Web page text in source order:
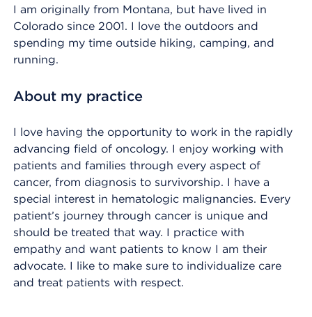
I am originally from Montana, but have lived in
Colorado since 2001. I love the outdoors and
spending my time outside hiking, camping, and
running.
About my practice
I love having the opportunity to work in the rapidly
advancing field of oncology. I enjoy working with
patients and families through every aspect of
cancer, from diagnosis to survivorship. I have a
special interest in hematologic malignancies. Every
patient’s journey through cancer is unique and
should be treated that way. I practice with
empathy and want patients to know I am their
advocate. I like to make sure to individualize care
and treat patients with respect.